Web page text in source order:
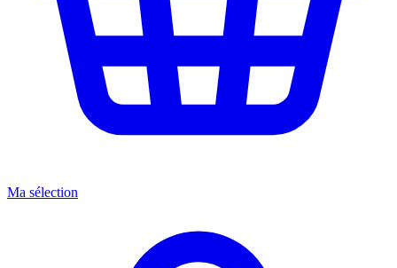
Ma sélection